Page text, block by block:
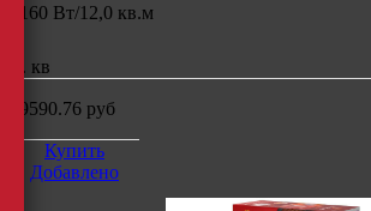
2160 Вт/12,0 кв.м
м. кв
19590.76 руб
Купить
Добавлено